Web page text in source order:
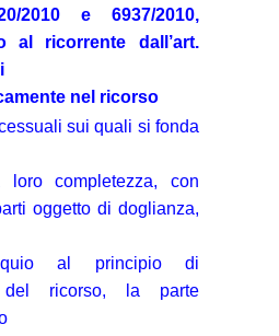
2010 e 6937/2010,
al ricorrente dall’art.
nel ricorso
sui quali si fonda
loro completezza, con
oggetto di doglianza,
al principio di
del ricorso, la parte